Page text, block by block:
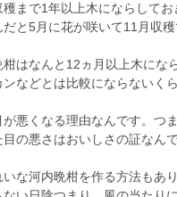
まで1年以上木にならしてお
と5月に花が咲いて11月収
柑はなんと12ヵ月以上木にな
などとは比較にならないく
悪くなる理由なんです。つ
の悪さはおいしさの証なんで
な河内晩柑を作る方法もあ